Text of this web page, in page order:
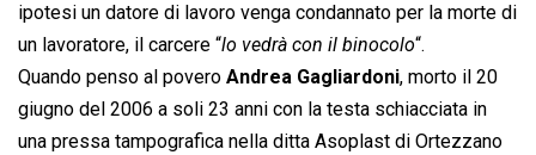
ipotesi un datore di lavoro venga condannato per la morte di
un lavoratore, il carcere “lo vedrà con il binocolo“.
Quando penso al povero Andrea Gagliardoni, morto il 20
giugno del 2006 a soli 23 anni con la testa schiacciata in
una pressa tampografica nella ditta Asoplast di Ortezzano